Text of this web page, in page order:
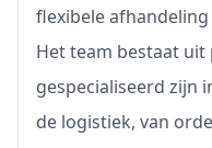
flexibele
Het team bestaat
gespecialiseerd zijn
de logistiek, van